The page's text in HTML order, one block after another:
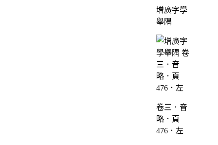
增廣字學
舉隅
卷三．音
略．頁
476．左